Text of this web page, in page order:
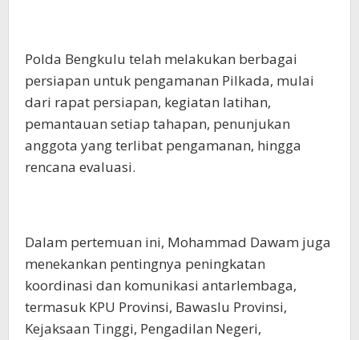
Polda Bengkulu telah melakukan berbagai
persiapan untuk pengamanan Pilkada, mulai
dari rapat persiapan, kegiatan latihan,
pemantauan setiap tahapan, penunjukan
anggota yang terlibat pengamanan, hingga
rencana evaluasi.
Dalam pertemuan ini, Mohammad Dawam juga
menekankan pentingnya peningkatan
koordinasi dan komunikasi antarlembaga,
termasuk KPU Provinsi, Bawaslu Provinsi,
Kejaksaan Tinggi, Pengadilan Negeri,